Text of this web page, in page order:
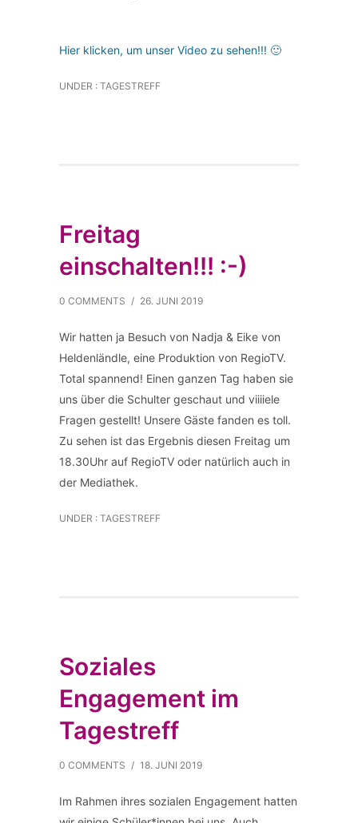
Hier klicken, um unser Video zu sehen!!! 🙂
UNDER : TAGESTREFF
Freitag
einschalten!!! :-)
0 COMMENTS / 26. JUNI 2019
Wir hatten ja Besuch von Nadja & Eike von
Heldenländle, eine Produktion von RegioTV.
Total spannend! Einen ganzen Tag haben sie
uns über die Schulter geschaut und viiiiele
Fragen gestellt! Unsere Gäste fanden es toll.
Zu sehen ist das Ergebnis diesen Freitag um
18.30Uhr auf RegioTV oder natürlich auch in
der Mediathek.
UNDER : TAGESTREFF
Soziales
Engagement im
Tagestreff
0 COMMENTS / 18. JUNI 2019
Im Rahmen ihres sozialen Engagement hatten